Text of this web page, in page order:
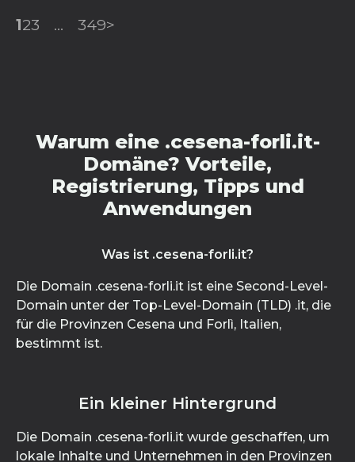
123 ... 349>
Warum eine .cesena-forli.it-
Domäne? Vorteile,
Registrierung, Tipps und
Anwendungen
Was ist .cesena-forli.it?
Die Domain .cesena-forli.it ist eine Second-Level-
Domain unter der Top-Level-Domain (TLD) .it, die
für die Provinzen Cesena und Forlì, Italien,
bestimmt ist.
Ein kleiner Hintergrund
Die Domain .cesena-forli.it wurde geschaffen, um
lokale Inhalte und Unternehmen in den Provinzen